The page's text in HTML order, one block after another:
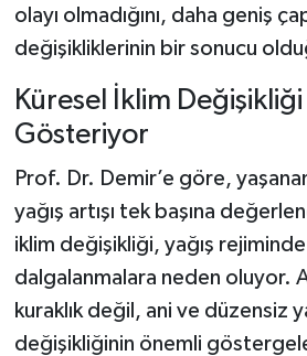
olayı olmadığını, daha geniş
değişikliklerinin bir sonucu
Küresel İklim Değişikliği
Gösteriyor
Prof. Dr. Demir’e göre,
yağış artışı tek başına
iklim değişikliği, yağış
dalgalanmalara neden oluyor.
kuraklık değil, ani ve düzensiz
değişikliğinin önemli